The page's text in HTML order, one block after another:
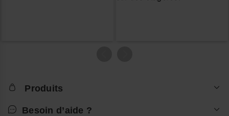
Produits
Besoin d’aide ?